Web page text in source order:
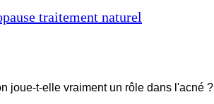
traitement naturel
joue-t-elle vraiment un rôle dans l'acné ?